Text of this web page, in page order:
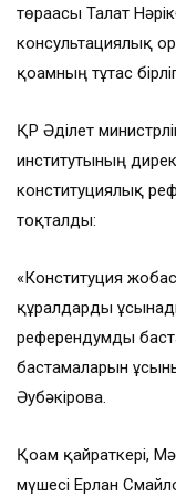
төрағасы Талғат
консультациялық
қоғамның тұтас
ҚР Әділет
институтының
конституциялық
тоқталды:
«Конституция
құралдарды
референдумды
бастамаларын
Әубәкірова.
Қоғам қайраткері,
мүшесі Ерлан